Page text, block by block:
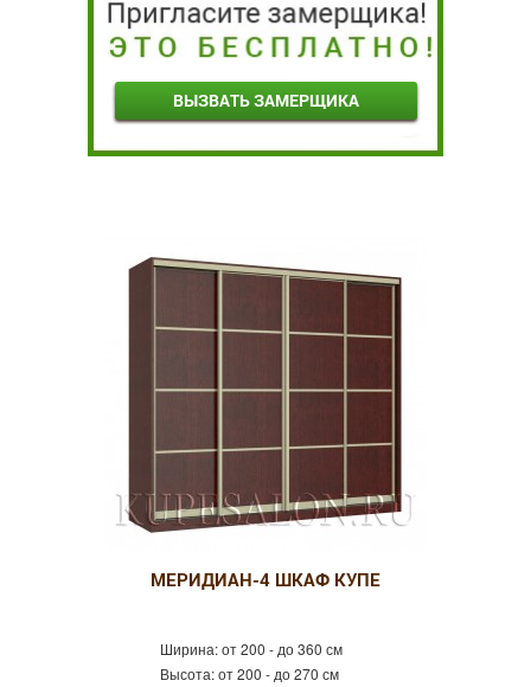
ВЫЗВАТЬ ЗАМЕРЩИКА
МЕРИДИАН-4 ШКАФ КУПЕ
Ширина:от 200 - до 360 см
Высота:от 200 - до 270 см